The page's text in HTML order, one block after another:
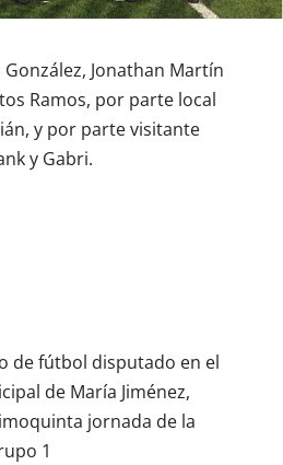
Jonathan Martín
Ramos, por parte local
y por parte visitante
y Gabri.
de fútbol disputado en el
de María Jiménez,
jornada de la
1